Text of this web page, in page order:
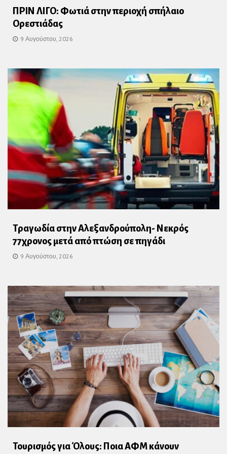
ΠΡΙΝ ΛΙΓΟ: Φωτιά στην περιοχή σπήλαιο
Ορεστιάδας
9 Αυγούστου, 2026
Τραγωδία στην Αλεξανδρούπολη- Νεκρός
77χρονος μετά από πτώση σε πηγάδι
9 Αυγούστου, 2026
Τουρισμός για Όλους: Ποια ΑΦΜ κάνουν